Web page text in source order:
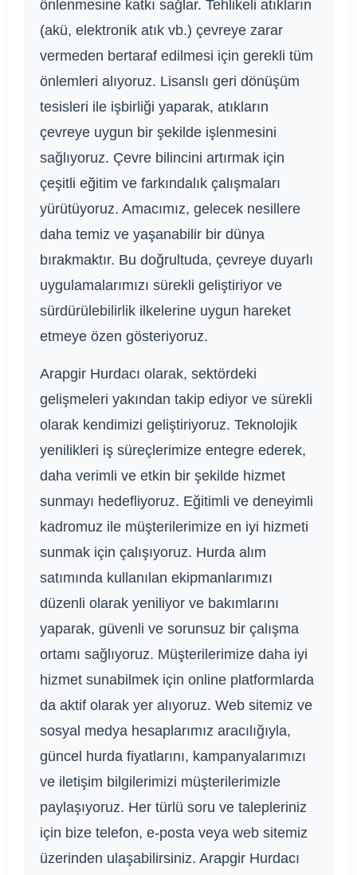
önlenmesine katkı sağlar. Tehlikeli atıkların
(akü, elektronik atık vb.) çevreye zarar
vermeden bertaraf edilmesi için gerekli tüm
önlemleri alıyoruz. Lisanslı geri dönüşüm
tesisleri ile işbirliği yaparak, atıkların
çevreye uygun bir şekilde işlenmesini
sağlıyoruz. Çevre bilincini artırmak için
çeşitli eğitim ve farkındalık çalışmaları
yürütüyoruz. Amacımız, gelecek nesillere
daha temiz ve yaşanabilir bir dünya
bırakmaktır. Bu doğrultuda, çevreye duyarlı
uygulamalarımızı sürekli geliştiriyor ve
sürdürülebilirlik ilkelerine uygun hareket
etmeye özen gösteriyoruz.
Arapgir Hurdacı olarak, sektördeki
gelişmeleri yakından takip ediyor ve sürekli
olarak kendimizi geliştiriyoruz. Teknolojik
yenilikleri iş süreçlerimize entegre ederek,
daha verimli ve etkin bir şekilde hizmet
sunmayı hedefliyoruz. Eğitimli ve deneyimli
kadromuz ile müşterilerimize en iyi hizmeti
sunmak için çalışıyoruz. Hurda alım
satımında kullanılan ekipmanlarımızı
düzenli olarak yeniliyor ve bakımlarını
yaparak, güvenli ve sorunsuz bir çalışma
ortamı sağlıyoruz. Müşterilerimize daha iyi
hizmet sunabilmek için online platformlarda
da aktif olarak yer alıyoruz. Web sitemiz ve
sosyal medya hesaplarımız aracılığıyla,
güncel hurda fiyatlarını, kampanyalarımızı
ve iletişim bilgilerimizi müşterilerimizle
paylaşıyoruz. Her türlü soru ve talepleriniz
için bize telefon, e-posta veya web sitemiz
üzerinden ulaşabilirsiniz. Arapgir Hurdacı